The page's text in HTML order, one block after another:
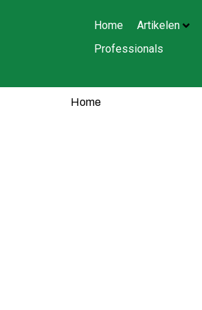
Home Artikelen
Professionals
Home